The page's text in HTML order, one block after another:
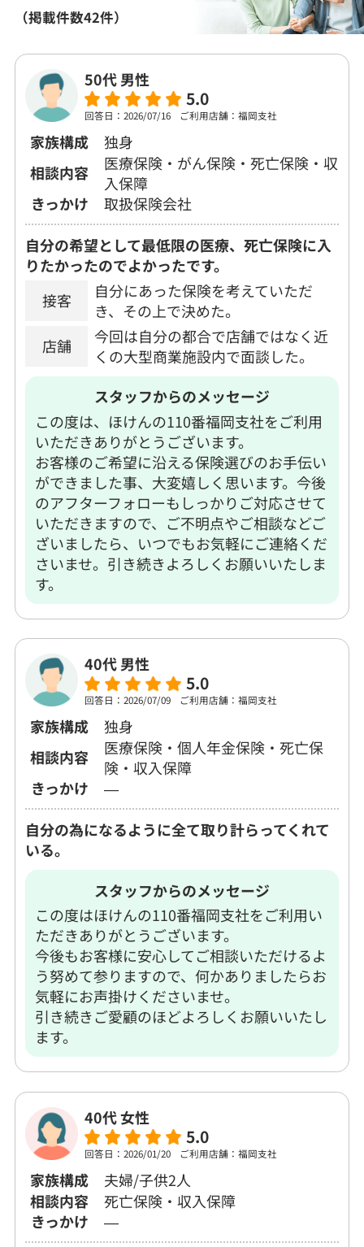
（掲載件数42件）
50代 男性
5.0
回答日：2026/07/16 ご利用店舗：福岡支社
家族構成
独身
相談内容
医療保険・がん保険・死亡保険・収
入保障
きっかけ
取扱保険会社
自分の希望として最低限の医療、死亡保険に入
りたかったのでよかったです。
接客
自分にあった保険を考えていただ
き、その上で決めた。
店舗
今回は自分の都合で店舗ではなく近
くの大型商業施設内で面談した。
スタッフからのメッセージ
この度は、ほけんの110番福岡支社をご利用
いただきありがとうございます。
お客様のご希望に沿える保険選びのお手伝い
ができました事、大変嬉しく思います。今後
のアフターフォローもしっかりご対応させて
いただきますので、ご不明点やご相談などご
ざいましたら、いつでもお気軽にご連絡くだ
さいませ。引き続きよろしくお願いいたしま
す。
40代 男性
5.0
回答日：2026/07/09 ご利用店舗：福岡支社
家族構成
独身
相談内容
医療保険・個人年金保険・死亡保
険・収入保障
きっかけ
―
自分の為になるように全て取り計らってくれて
いる。
スタッフからのメッセージ
この度はほけんの110番福岡支社をご利用い
ただきありがとうございます。
今後もお客様に安心してご相談いただけるよ
う努めて参りますので、何かありましたらお
気軽にお声掛けくださいませ。
引き続きご愛顧のほどよろしくお願いいたし
ます。
40代 女性
5.0
回答日：2026/01/20 ご利用店舗：福岡支社
家族構成
夫婦/子供2人
相談内容
死亡保険・収入保障
きっかけ
―